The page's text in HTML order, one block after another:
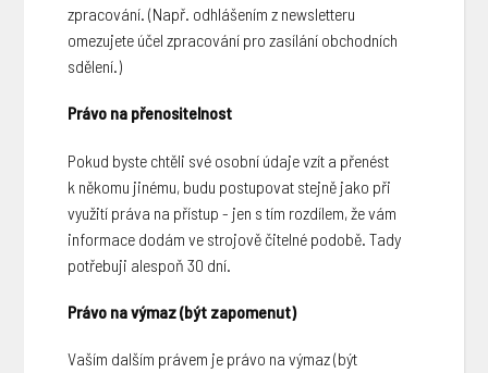
zpracování. (Např. odhlášením z newsletteru
omezujete účel zpracování pro zasílání obchodních
sdělení.)
Právo na přenositelnost
Pokud byste chtěli své osobní údaje vzít a přenést
k někomu jinému, budu postupovat stejně jako při
využití práva na přístup - jen s tím rozdílem, že vám
informace dodám ve strojově čitelné podobě. Tady
potřebuji alespoň 30 dní.
Právo na výmaz (být zapomenut)
Vaším dalším právem je právo na výmaz (být